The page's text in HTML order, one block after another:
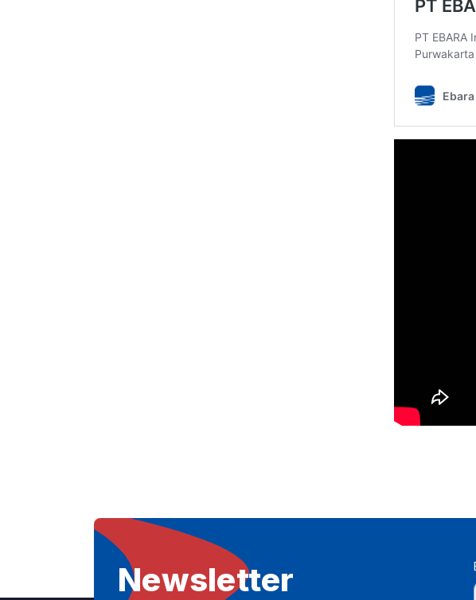
Newsletter